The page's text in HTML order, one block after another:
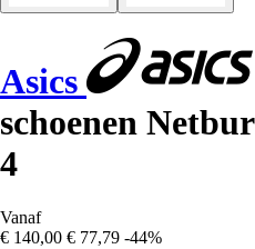
Asics
schoenen
4
Vanaf
€ 140,00 € 77,79 -44%